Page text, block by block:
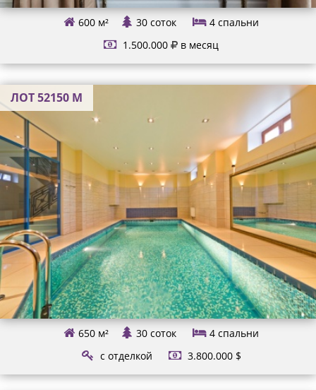
600 м² 30 соток 4 спальни
1.500.000
в месяц
ЛОТ 52150 М
650 м² 30 соток 4 спальни
с отделкой
3.800.000 $